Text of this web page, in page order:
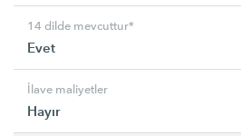
14 dilde mevcuttur*
Evet
İlave maliyetler
Hayır